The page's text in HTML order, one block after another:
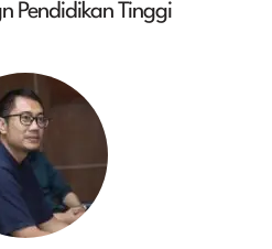
Pendidikan Tinggi